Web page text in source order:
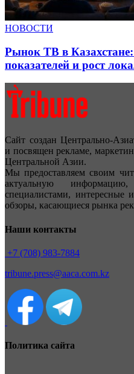
НОВОСТИ
Рынок ТВ в Казахстане:
показателей и рост
Сайт создан Центрально-
и посвящен рекламе,
Центральной Азии.
Мы предоставляем своим
актуальную
специалистами, интересные
обзоры, касающиеся рынка
Наши контакты
+7 (708) 983-7884
tribune.press@aaca.com.kz
Политика сайта